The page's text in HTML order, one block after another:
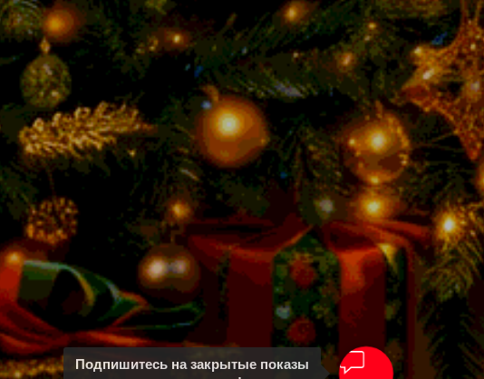
Подпишитесь на закрытые показы